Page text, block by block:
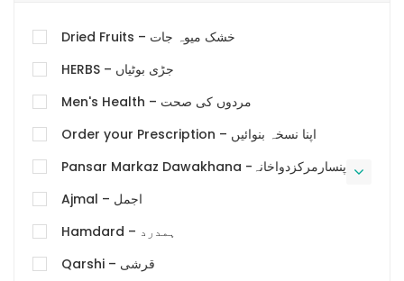
Dried Fruits – خشک میوہ جات
HERBS – جڑی بوٹیاں
Men's Health – مردوں کی صحت
Order your Prescription – اپنا نسخہ بنوائیں
Pansar Markaz Dawakhana -پنسارمرکزدواخانہ
Ajmal – اجمل
Hamdard – ہمدرد
Qarshi – قرشی